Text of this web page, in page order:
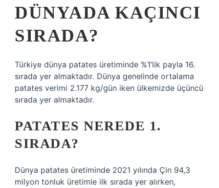
DÜNYADA KAÇINCI
SIRADA?
Türkiye dünya patates üretiminde %1’lik payla 16.
sırada yer almaktadır. Dünya genelinde ortalama
patates verimi 2.177 kg/gün iken ülkemizde üçüncü
sırada yer almaktadır.
PATATES NEREDE 1.
SIRADA?
Dünya patates üretiminde 2021 yılında Çin 94,3
milyon tonluk üretimle ilk sırada yer alırken,